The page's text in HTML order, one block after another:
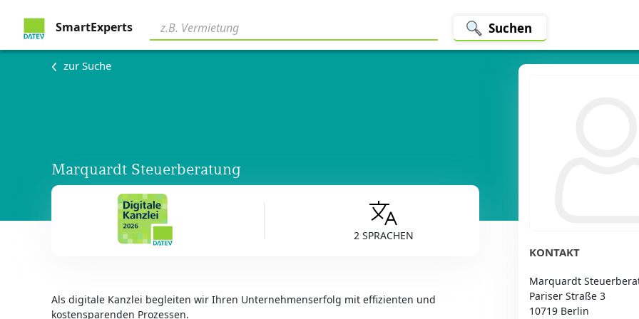
SmartExperts Suchen
zur Suche
Marquardt Steuerberatung
2 SPRACHEN
Als digitale Kanzlei begleiten wir Ihren Unternehmenserfolg mit effizienten und
kostensparenden Prozessen.
KONTAKT
Marquardt
Pariser Straße 3
10719 Berlin